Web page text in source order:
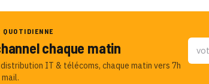
chaque matin
IT & télécoms, chaque matin vers 7h